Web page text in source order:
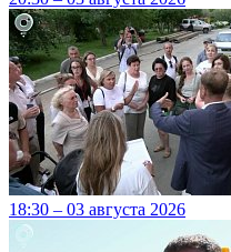
18:30 – 03 августа 2026